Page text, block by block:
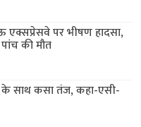
एक्सप्रेसवे पर भीषण हादसा,
की मौत
के साथ कसा तंज, कहा-एसी-